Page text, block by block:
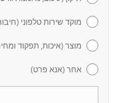
מוקד שירות טלפוני
מוצר (איכות, תפקוד
אחר (אנא פרט)